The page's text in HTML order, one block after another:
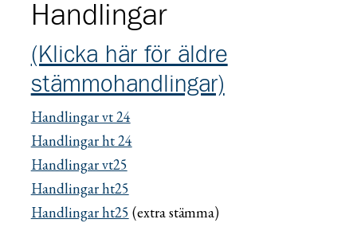
Handlingar
(Klicka här för äldre
stämmohandlingar)
Handlingar vt 24
Handlingar ht 24
Handlingar vt25
Handlingar ht25
Handlingar ht25 (extra stämma)